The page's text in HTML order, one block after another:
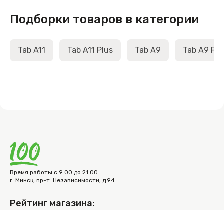
Подборки товаров в категории
Tab A11 Tab A11 Plus Tab A9 Tab A9
Время работы с 9:00 до 21:00
г. Минск, пр-т. Независимости, д.94
Рейтинг магазина: